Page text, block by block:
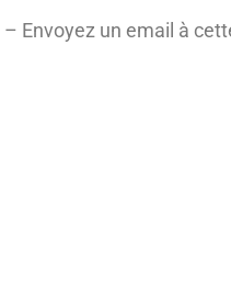
– Envoyez un email à